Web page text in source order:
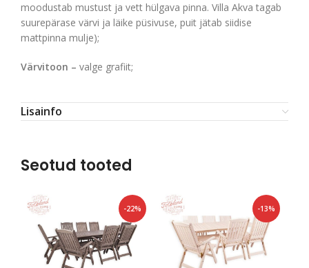
moodustab mustust ja vett hülgava pinna. Villa Akva tagab
suurepärase värvi ja läike püsivuse, puit jätab siidise
mattpinna mulje);
Värvitoon – valge grafiit;
Lisainfo
Seotud tooted
-22% -13%